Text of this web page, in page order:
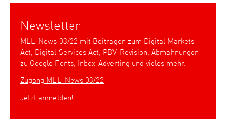
Newsletter
MLL-News 03/22 mit Beiträgen zum Digital Markets
Act, Digital Services Act, PBV-Revision, Abmahnungen
zu Google Fonts, Inbox-Adverting und vieles mehr.
Zugang MLL-News 03/22
Jetzt anmelden!